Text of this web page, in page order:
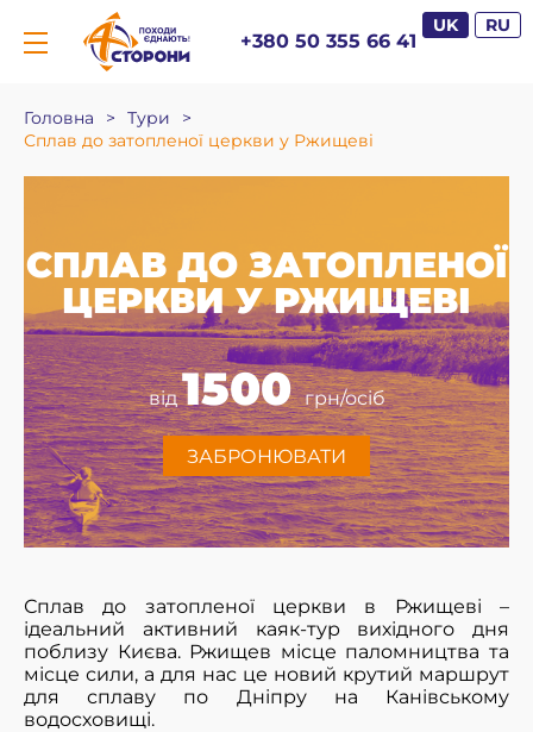
UK RU
+380 50 355 66 41
Головна > Тури
>
Сплав до затопленої церкви у Ржищеві
СПЛАВ ДО ЗАТОПЛЕНОЇ
ЦЕРКВИ У РЖИЩЕВІ
від1500грн/осіб
ЗАБРОНЮВАТИ
Сплав до затопленої церкви в Ржищеві –
ідеальний активний каяк-тур вихідного дня
поблизу Києва. Ржищев місце паломництва та
місце сили, а для нас це новий крутий маршрут
для сплаву по Дніпру на Канівському
водосховищі.